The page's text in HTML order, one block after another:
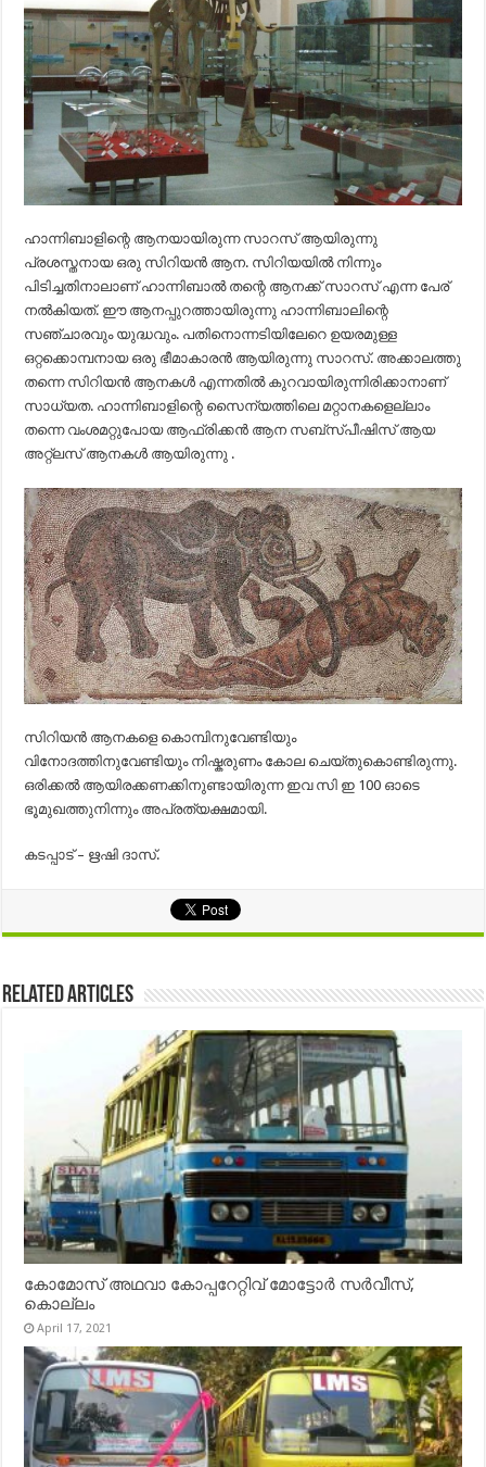
ഹാന്നിബാളിന്റെ ആനയായിരുന്ന സാറസ് ആയിരുന്നു
പ്രശസ്തനായ ഒരു സിറിയൻ ആന. സിറിയയിൽ നിന്നും
പിടിച്ചതിനാലാണ് ഹാന്നിബാൽ തന്റെ ആനക്ക് സാറസ് എന്ന പേര്
നൽകിയത്. ഈ ആനപ്പുറത്തായിരുന്നു ഹാന്നിബാലിന്റെ
സഞ്ചാരവും യുദ്ധവും. പതിനൊന്നടിയിലേറെ ഉയരമുള്ള
ഒറ്റക്കൊമ്പനായ ഒരു ഭീമാകാരൻ ആയിരുന്നു സാറസ്. അക്കാലത്തു
തന്നെ സിറിയൻ ആനകൾ എന്നതിൽ കുറവായിരുന്നിരിക്കാനാണ്
സാധ്യത. ഹാന്നിബാളിന്റെ സൈന്യത്തിലെ മറ്റാനകളെല്ലാം
തന്നെ വംശമറ്റുപോയ ആഫ്രിക്കൻ ആന സബ്‌സ്പീഷിസ് ആയ
അറ്റ്ലസ് ആനകൾ ആയിരുന്നു .
സിറിയൻ ആനകളെ കൊമ്പിനുവേണ്ടിയും
വിനോദത്തിനുവേണ്ടിയും നിഷ്കരുണം കോല ചെയ്തുകൊണ്ടിരുന്നു.
ഒരിക്കൽ ആയിരക്കണക്കിനുണ്ടായിരുന്ന ഇവ സി ഇ 100 ഓടെ
ഭൂമുഖത്തുനിന്നും അപ്രത്യക്ഷമായി.
കടപ്പാട് – ഋഷി ദാസ്.
Related Articles
കോമോസ് അഥവാ കോപ്പറേറ്റിവ് മോട്ടോര്‍ സര്‍വീസ്,
കൊല്ലം
April 17, 2021